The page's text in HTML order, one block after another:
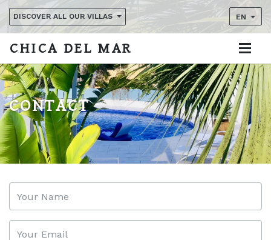
DISCOVER ALL OUR VILLAS EN
CHICA DEL MAR
CONTACT